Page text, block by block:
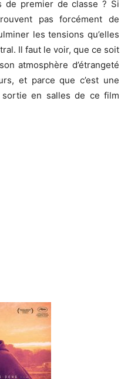
de premier de classe ? Si
pas forcément de
les tensions qu’elles
Il faut le voir, que ce soit
atmosphère d’étrangeté
et parce que c’est une
en salles de ce film